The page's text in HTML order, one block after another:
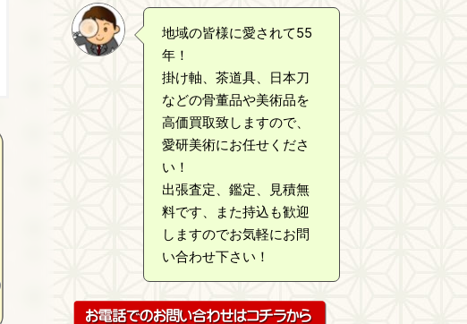
地域の皆様に愛されて55
年！
掛け軸、茶道具、日本刀
などの骨董品や美術品を
高価買取致しますので、
愛研美術にお任せくださ
い！
出張査定、鑑定、見積無
料です、また持込も歓迎
しますのでお気軽にお問
い合わせ下さい！